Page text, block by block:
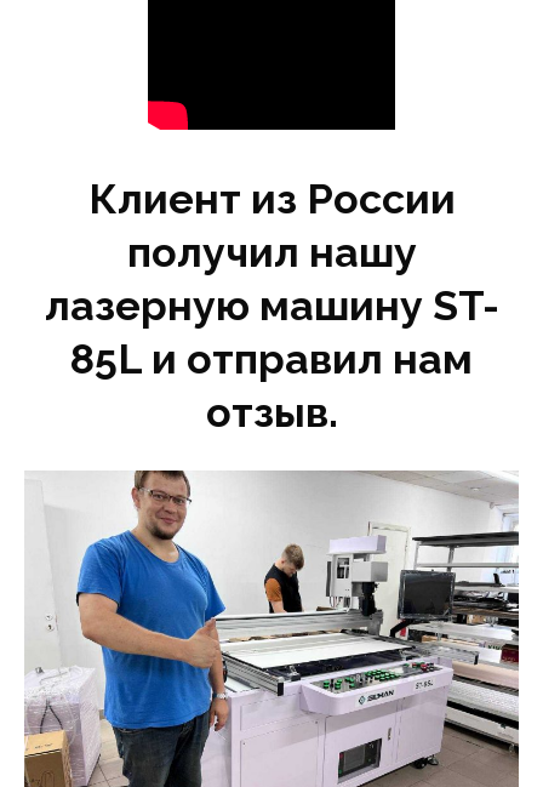
Клиент из России
получил нашу
лазерную машину ST-
85L и отправил нам
отзыв.